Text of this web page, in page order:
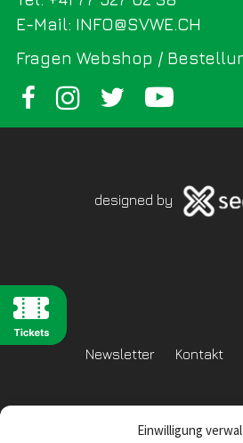
Einwilligung
Fragen Webshop /
E-Mail: INFO@SVWE.CH
designed by
Newsletter Kontakt